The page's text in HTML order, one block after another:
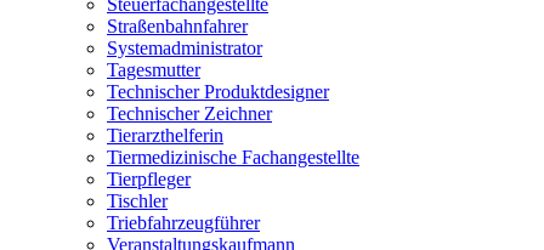
Steuerfachangestellte
Straßenbahnfahrer
Systemadministrator
Tagesmutter
Technischer Produktdesigner
Technischer Zeichner
Tierarzthelferin
Tiermedizinische Fachangestellte
Tierpfleger
Tischler
Triebfahrzeugführer
Veranstaltungskaufmann